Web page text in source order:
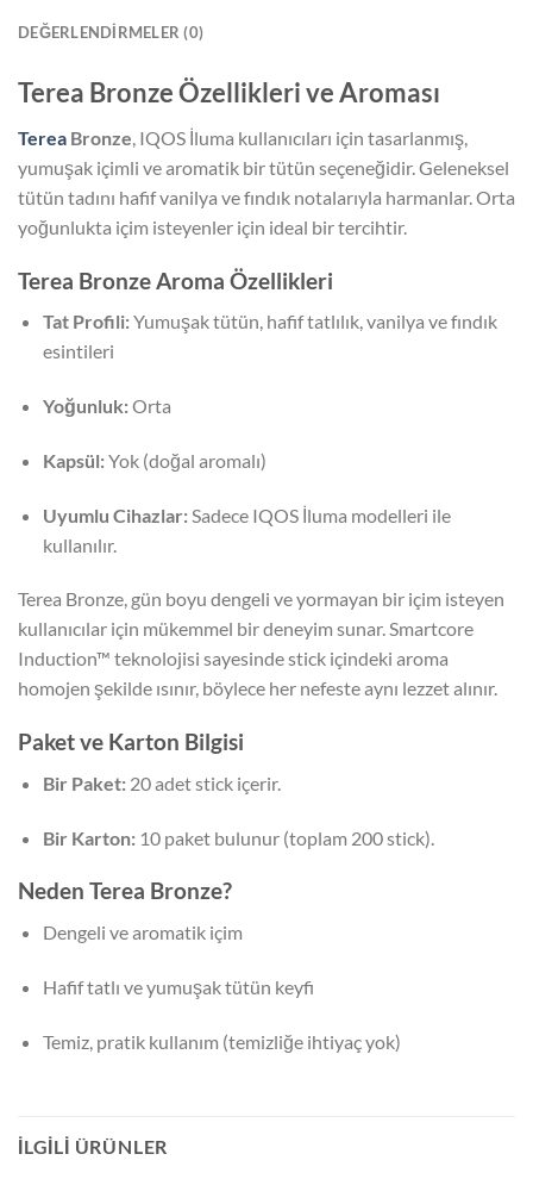
DEĞERLENDIRMELER (0)
Terea Bronze Özellikleri ve Aroması
Terea Bronze, IQOS İluma kullanıcıları için tasarlanmış,
yumuşak içimli ve aromatik bir tütün seçeneğidir. Geleneksel
tütün tadını hafif vanilya ve fındık notalarıyla harmanlar. Orta
yoğunlukta içim isteyenler için ideal bir tercihtir.
Terea Bronze Aroma Özellikleri
Tat Profili:Yumuşak tütün, hafif tatlılık, vanilya ve fındık
esintileri
Yoğunluk:Orta
Kapsül:Yok (doğal aromalı)
Uyumlu Cihazlar:Sadece IQOS İluma modelleri ile
kullanılır.
Terea Bronze, gün boyu dengeli ve yormayan bir içim isteyen
kullanıcılar için mükemmel bir deneyim sunar. Smartcore
Induction™ teknolojisi sayesinde stick içindeki aroma
homojen şekilde ısınır, böylece her nefeste aynı lezzet alınır.
Paket ve Karton Bilgisi
Bir Paket:20 adet stick içerir.
Bir Karton:10 paket bulunur (toplam 200 stick).
Neden Terea Bronze?
Dengeli ve aromatik içim
Hafif tatlı ve yumuşak tütün keyfi
Temiz, pratik kullanım (temizliğe ihtiyaç yok)
İLGILI ÜRÜNLER